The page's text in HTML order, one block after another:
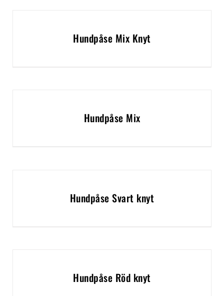
Hundpåse Mix Knyt
Hundpåse Mix
Hundpåse Svart knyt
Hundpåse Röd knyt